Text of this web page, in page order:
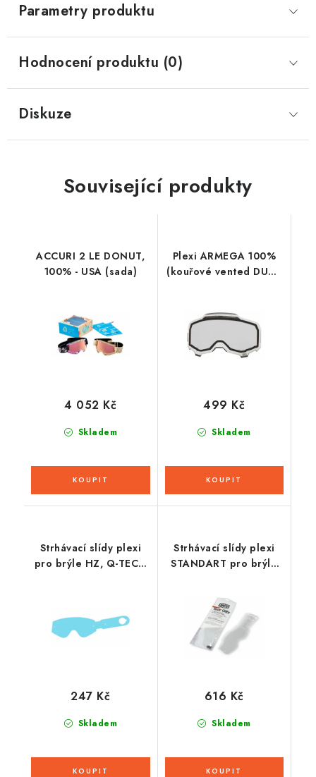
Parametry produktu
Hodnocení produktu (0)
Diskuze
Související produkty
ACCURI 2 LE DONUT,
100% - USA (sada)
Skladem
4 052 Kč
Plexi ARMEGA 100%
(kouřové vented DUAL
Skladem
499 Kč
Strhávací slídy plexi
pro brýle HZ, Q-TECH
Skladem
247 Kč
Strhávací slídy plexi
STANDART pro brýle
vrstev v balení, čiré)
Skladem
616 Kč